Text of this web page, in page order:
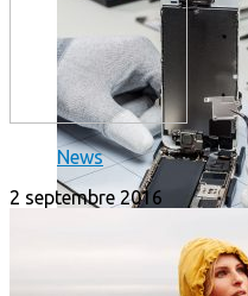
News
2 septembre 2016